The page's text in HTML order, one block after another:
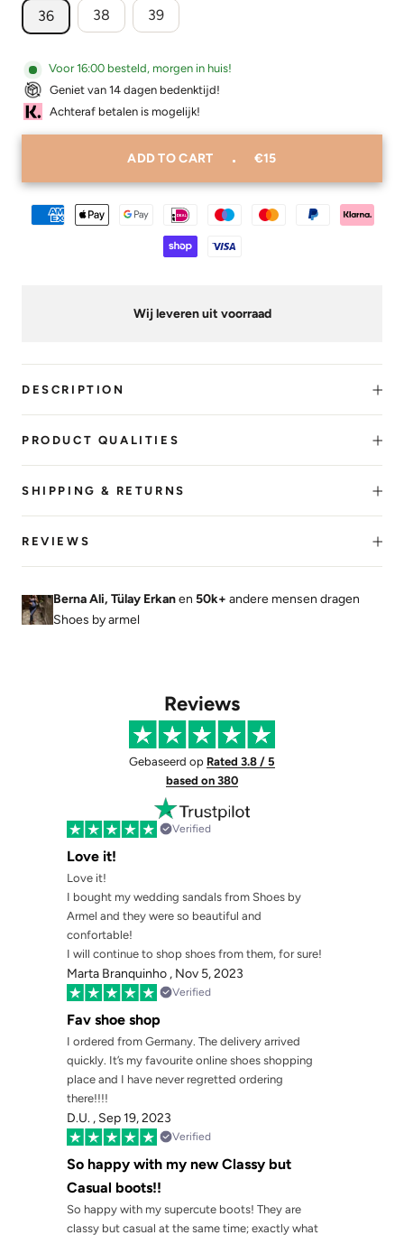
36 38 39
Voor 16:00 besteld, morgen in huis!
Geniet van 14 dagen bedenktijd!
Achteraf betalen is mogelijk!
ADD TO CART €15
Wij leveren uit voorraad
DESCRIPTION
PRODUCT QUALITIES
SHIPPING & RETURNS
REVIEWS
Berna Ali, Tülay Erkanen 50k+ andere mensen dragen
Shoes by armel
Reviews
Gebaseerd op Rated 3.8 / 5
based on 380
Verified
Love it!
Love it!
I bought my wedding sandals from Shoes by
Armel and they were so beautiful and
confortable!
I will continue to shop shoes from them, for sure!
Marta Branquinho , Nov 5, 2023
Verified
Fav shoe shop
I ordered from Germany. The delivery arrived
quickly. It’s my favourite online shoes shopping
place and I have never regretted ordering
there!!!!
D.U. , Sep 19, 2023
Verified
So happy with my new Classy but
Casual boots!!
So happy with my supercute boots! They are
classy but casual at the same time; exactly what